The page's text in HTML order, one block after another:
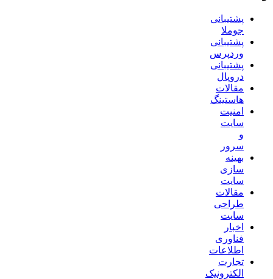
پشتیبانی
جوملا
پشتیبانی
وردپرس
پشتیبانی
دروپال
مقالات
هاستینگ
امنیت
سایت
و
سرور
بهینه
سازی
سایت
مقالات
طراحی
سایت
اخبار
فناوری
اطلاعات
تجارت
الکترونیک